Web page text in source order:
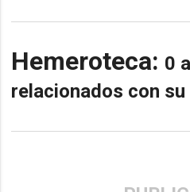
Hemeroteca: 0
relacionados con su